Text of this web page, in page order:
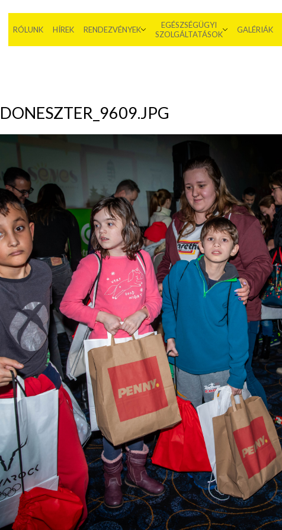
RÓLUNK HÍREK RENDEZVÉNYEK
EGÉSZSÉGÜGYI
SZOLGÁLTATÁSOK
GALÉRIÁK